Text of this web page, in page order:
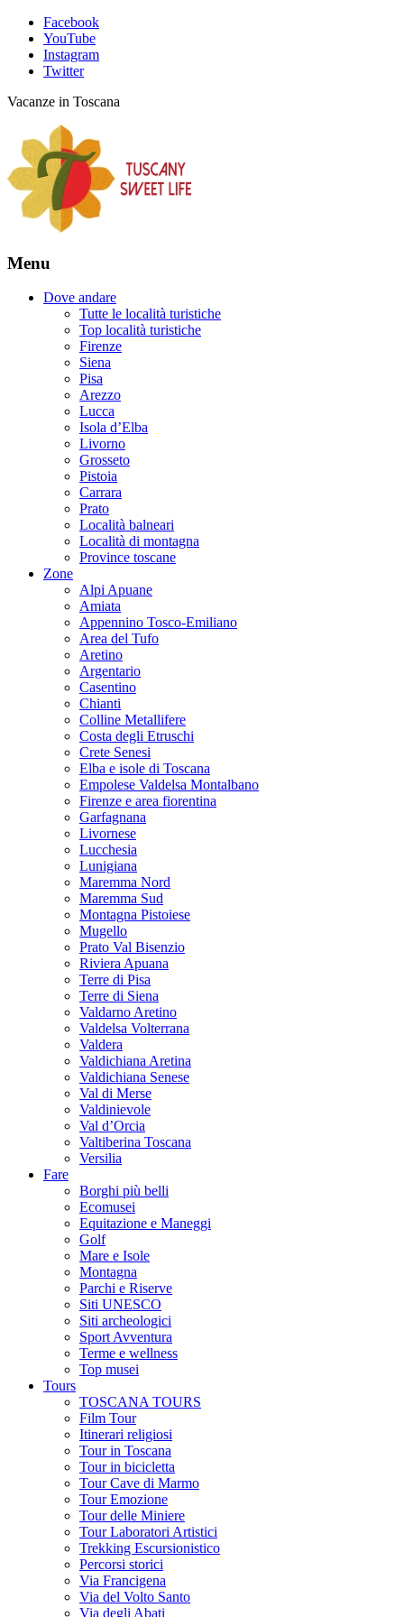
Facebook
YouTube
Instagram
Twitter
Vacanze in Toscana
Menu
Dove andare
Tutte le località turistiche
Top località turistiche
Firenze
Siena
Pisa
Arezzo
Lucca
Isola d’Elba
Livorno
Grosseto
Pistoia
Carrara
Prato
Località balneari
Località di montagna
Province toscane
Zone
Alpi Apuane
Amiata
Appennino Tosco-Emiliano
Area del Tufo
Aretino
Argentario
Casentino
Chianti
Colline Metallifere
Costa degli Etruschi
Crete Senesi
Elba e isole di Toscana
Empolese Valdelsa Montalbano
Firenze e area fiorentina
Garfagnana
Livornese
Lucchesia
Lunigiana
Maremma Nord
Maremma Sud
Montagna Pistoiese
Mugello
Prato Val Bisenzio
Riviera Apuana
Terre di Pisa
Terre di Siena
Valdarno Aretino
Valdelsa Volterrana
Valdera
Valdichiana Aretina
Valdichiana Senese
Val di Merse
Valdinievole
Val d’Orcia
Valtiberina Toscana
Versilia
Fare
Borghi più belli
Ecomusei
Equitazione e Maneggi
Golf
Mare e Isole
Montagna
Parchi e Riserve
Siti UNESCO
Siti archeologici
Sport Avventura
Terme e wellness
Top musei
Tours
TOSCANA TOURS
Film Tour
Itinerari religiosi
Tour in Toscana
Tour in bicicletta
Tour Cave di Marmo
Tour Emozione
Tour delle Miniere
Tour Laboratori Artistici
Trekking Escursionistico
Percorsi storici
Via Francigena
Via del Volto Santo
Via degli Abati